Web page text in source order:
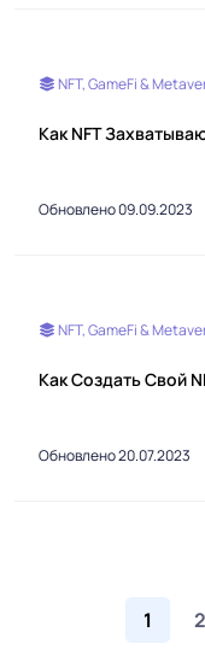
NFT, GameFi &
Как NFT
Обновлено 09.09.2023
NFT, GameFi &
Как Создать Свой
Обновлено 20.07.2023
1 2